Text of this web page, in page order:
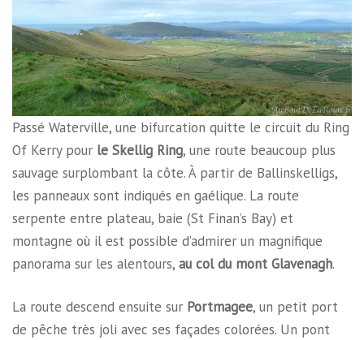
Passé Waterville, une bifurcation quitte le circuit du Ring
Of Kerry pour le Skellig Ring, une route beaucoup plus
sauvage surplombant la côte. À partir de Ballinskelligs,
les panneaux sont indiqués en gaélique. La route
serpente entre plateau, baie (St Finan’s Bay) et
montagne où il est possible d’admirer un magnifique
panorama sur les alentours, au col du mont Glavenagh.
La route descend ensuite sur Portmagee, un petit port
de pêche très joli avec ses façades colorées. Un pont